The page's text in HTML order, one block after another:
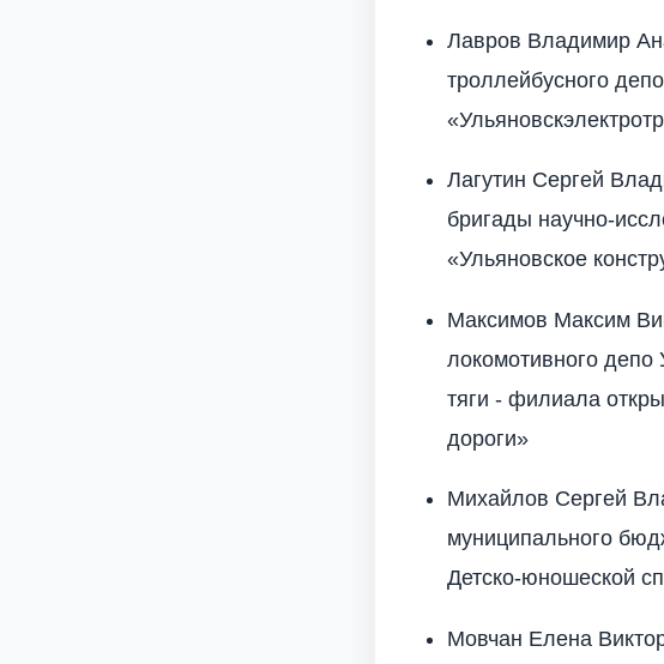
Лавров Владимир
троллейбусного
Лагутин Сергей
бригады научно-
«Ульяновское
Максимов Максим
локомотивного депо
тяги - филиала
дороги»
Михайлов Сергей
муниципального
Детско-юношеской
Мовчан Елена